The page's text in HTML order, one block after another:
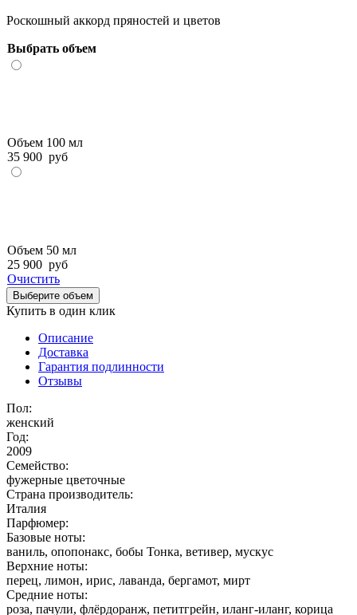
Роскошный аккорд пряностей и цветов
Выбрать объем
Объем 100 мл
35 900 руб
Объем 50 мл
25 900 руб
Очистить
Выберите объем
Купить в один клик
Описание
Доставка
Гарантия подлинности
Отзывы
Пол:
женский
Год:
2009
Семейство:
фужерные цветочные
Страна производитель:
Италия
Парфюмер:
Базовые ноты:
ваниль, опопонакс, бобы Тонка, ветивер, мускус
Верхние ноты:
перец, лимон, ирис, лаванда, бергамот, мирт
Средние ноты:
роза, пачули, флёрдоранж, петитгрейн, иланг-иланг, корица